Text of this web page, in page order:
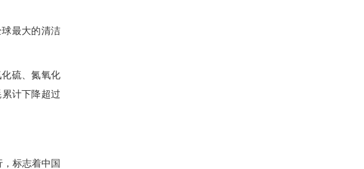
最大的清洁
硫、氮氧化
计下降超过
标志着中国